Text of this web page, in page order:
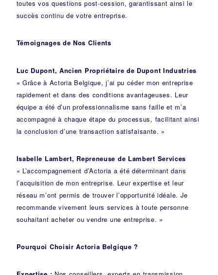
toutes vos questions post-cession, garantissant ainsi le
succès continu de votre entreprise.
Témoignages de Nos Clients
Luc Dupont, Ancien Propriétaire de Dupont Industries
« Grâce à Actoria Belgique, j’ai pu céder mon entreprise
rapidement et dans des conditions avantageuses. Leur
équipe a été d’un professionnalisme sans faille et m’a
accompagné à chaque étape du processus, facilitant ainsi
la conclusion d’une transaction satisfaisante. »
Isabelle Lambert, Repreneuse de Lambert Services
« L’accompagnement d’Actoria a été déterminant dans
l’acquisition de mon entreprise. Leur expertise et leur
réseau m’ont permis de trouver l’opportunité idéale. Je
recommande vivement leurs services à toute personne
souhaitant acheter ou vendre une entreprise. »
Pourquoi Choisir Actoria Belgique ?